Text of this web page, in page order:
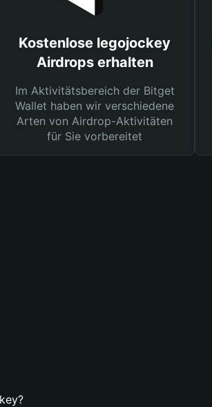
Kostenlose legojockey
Airdrops erhalten
Im Aktivitätsbereich der Bitget
Wallet haben wir verschiedene
Arten von Airdrop-Aktivitäten
für Sie vorbereitet